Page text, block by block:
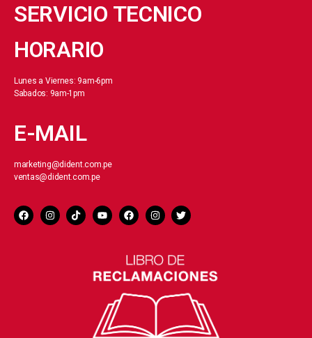
SERVICIO TECNICO
HORARIO
Lunes a Viernes: 9am-6pm
Sabados: 9am-1pm
E-MAIL
marketing@dident.com.pe
ventas@dident.com.pe